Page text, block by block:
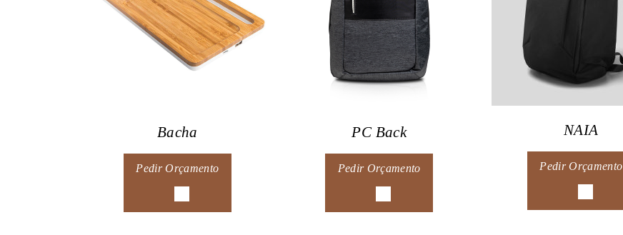
Bacha
Pedir Orçamento
PC Back
Pedir Orçamento
NAIA
Pedir Orçamento